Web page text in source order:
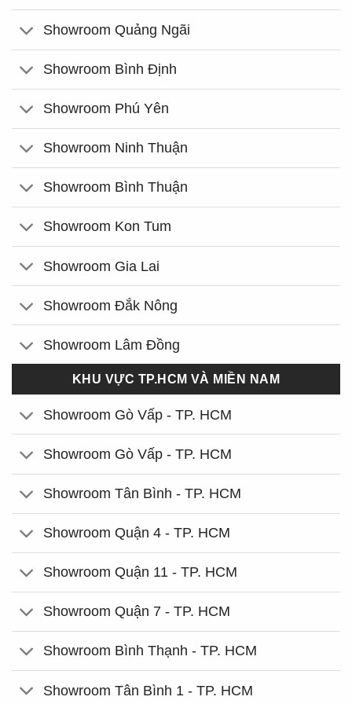
Showroom Quảng Ngãi
Showroom Bình Định
Showroom Phú Yên
Showroom Ninh Thuận
Showroom Bình Thuận
Showroom Kon Tum
Showroom Gia Lai
Showroom Đắk Nông
Showroom Lâm Đồng
KHU VỰC TP.HCM VÀ MIỀN NAM
Showroom Gò Vấp - TP. HCM
Showroom Gò Vấp - TP. HCM
Showroom Tân Bình - TP. HCM
Showroom Quận 4 - TP. HCM
Showroom Quận 11 - TP. HCM
Showroom Quận 7 - TP. HCM
Showroom Bình Thạnh - TP. HCM
Showroom Tân Bình 1 - TP. HCM